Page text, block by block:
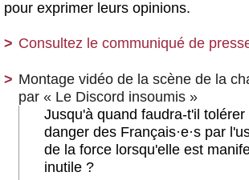
pour exprimer leurs opinions.
Consultez le communiqué de
Montage vidéo de la scène de la
par « Le Discord insoumis »
Jusqu'à quand faudra-t'il tolérer
danger des Français·e·s par
de la force lorsqu'elle est
inutile ?